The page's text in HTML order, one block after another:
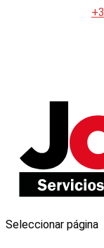
Seleccionar página